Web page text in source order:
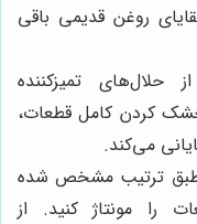
روغن قدیمی باقی
حلال‌های تمیزکننده
کردن کامل قطعات،
می‌کند.
ترتیب مشخص شده
را مونتاژ کنید. از